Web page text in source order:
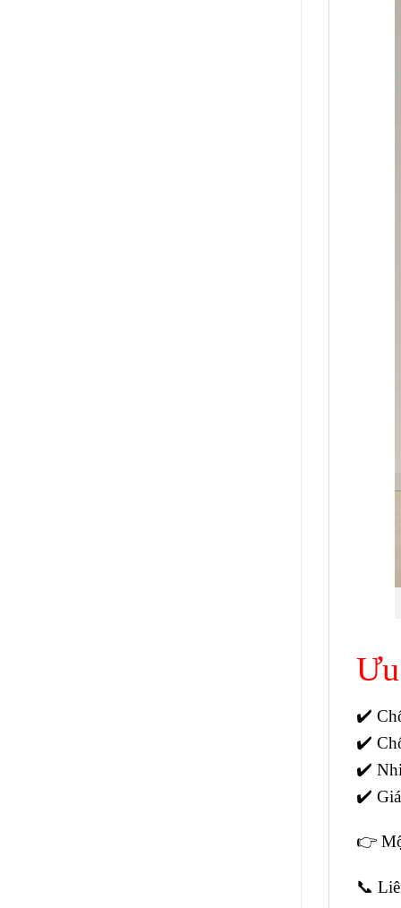
✔️
✔️
✔️
✔️ Giá
👉
📞